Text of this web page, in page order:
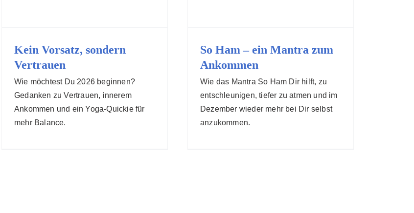
Kein Vorsatz, sondern
Vertrauen
Wie möchtest Du 2026 beginnen?
Gedanken zu Vertrauen, innerem
Ankommen und ein Yoga-Quickie für
mehr Balance.
So Ham – ein Mantra zum
Ankommen
Wie das Mantra So Ham Dir hilft, zu
entschleunigen, tiefer zu atmen und im
Dezember wieder mehr bei Dir selbst
anzukommen.